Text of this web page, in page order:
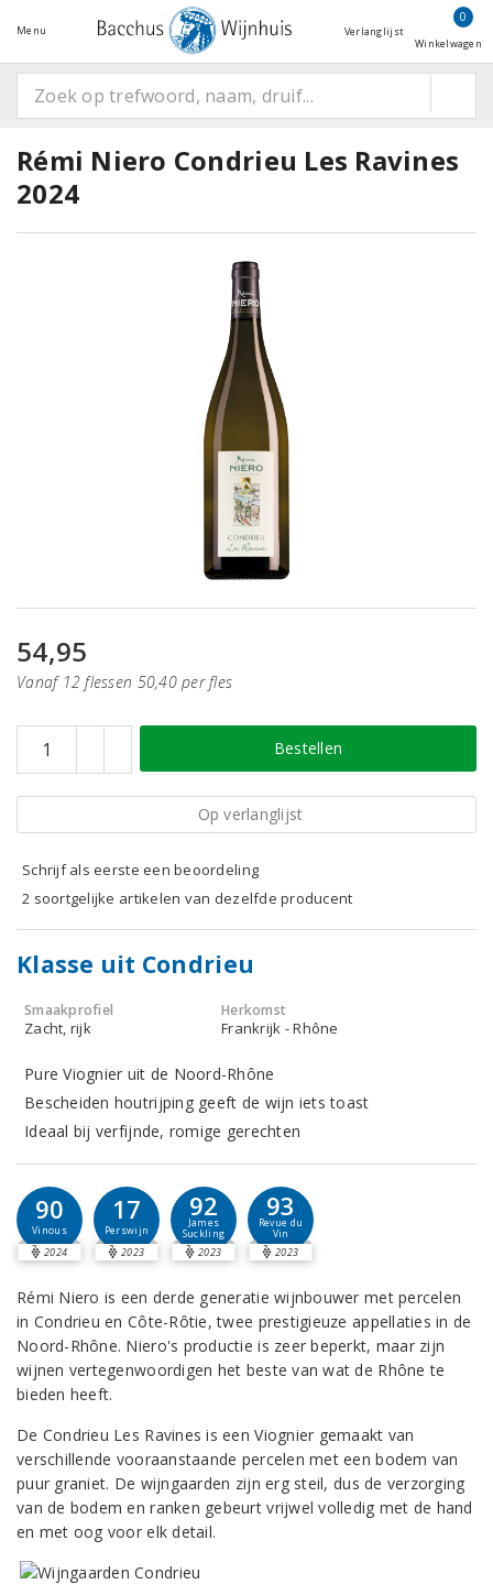
Menu Verlanglijst
0
Winkelwagen
Rémi Niero Condrieu Les Ravines
2024
54,95
Vanaf 12 flessen 50,40 per fles
Bestellen
Op verlanglijst
Schrijf als eerste een beoordeling
2 soortgelijke artikelen van dezelfde producent
Klasse uit Condrieu
Smaakprofiel
Zacht, rijk
Herkomst
Frankrijk - Rhône
Pure Viognier uit de Noord-Rhône
Bescheiden houtrijping geeft de wijn iets toast
Ideaal bij verfijnde, romige gerechten
90
Vinous
2024
17
Perswijn
2023
92
James
Suckling
2023
93
Revue du
Vin
2023
Rémi Niero is een derde generatie wijnbouwer met percelen
in Condrieu en Côte-Rôtie, twee prestigieuze appellaties in de
Noord-Rhône. Niero's productie is zeer beperkt, maar zijn
wijnen vertegenwoordigen het beste van wat de Rhône te
bieden heeft.
De Condrieu Les Ravines is een Viognier gemaakt van
verschillende vooraanstaande percelen met een bodem van
puur graniet. De wijngaarden zijn erg steil, dus de verzorging
van de bodem en ranken gebeurt vrijwel volledig met de hand
en met oog voor elk detail.